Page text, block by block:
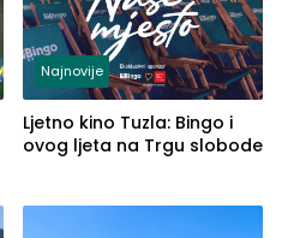
Najnovije
Ljetno kino Tuzla: Bingo i
ovog ljeta na Trgu slobode